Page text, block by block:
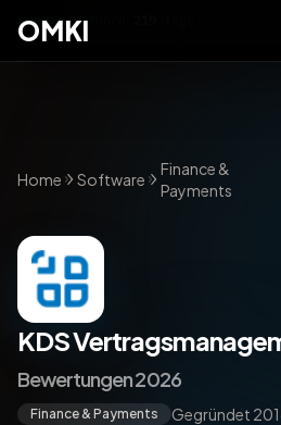
OMKI 2027
OMKI
Home Software
Finance &
Payments
KDS
Bewertungen 2026
Finance & Payments Gegründet